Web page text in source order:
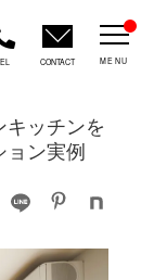
CONTACT MENU
ッチンを
ョン実例